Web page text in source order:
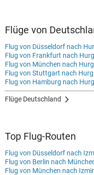
Flüge von
Flug von Düsseldorf nach
Flug von Frankfurt nach
Flug von München nach
Flug von Stuttgart nach
Flug von Hamburg nach
Flüge Deutschland
Top Flug-Routen
Flug von Düsseldorf nach
Flug von Berlin nach
Flug von München nach Izmir